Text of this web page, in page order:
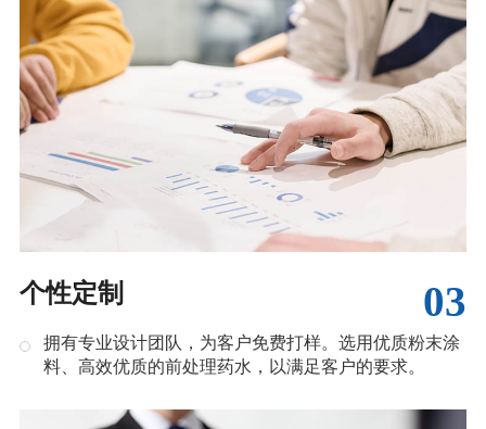
03
个性定制
拥有专业设计团队，为客户免费打样。选用优质粉末涂
料、高效优质的前处理药水，以满足客户的要求。